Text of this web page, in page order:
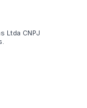
Ltda CNPJ